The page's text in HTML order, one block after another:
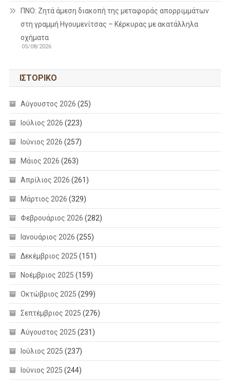
ΠΝΟ: Ζητά άμεση διακοπή της μεταφοράς απορριμμάτων
στη γραμμή Ηγουμενίτσας – Κέρκυρας με ακατάλληλα
οχήματα
05/08/2026
ΙΣΤΟΡΙΚΌ
Αύγουστος 2026 (25)
Ιούλιος 2026 (223)
Ιούνιος 2026 (257)
Μάιος 2026 (263)
Απρίλιος 2026 (261)
Μάρτιος 2026 (329)
Φεβρουάριος 2026 (282)
Ιανουάριος 2026 (255)
Δεκέμβριος 2025 (151)
Νοέμβριος 2025 (159)
Οκτώβριος 2025 (299)
Σεπτέμβριος 2025 (276)
Αύγουστος 2025 (231)
Ιούλιος 2025 (237)
Ιούνιος 2025 (244)